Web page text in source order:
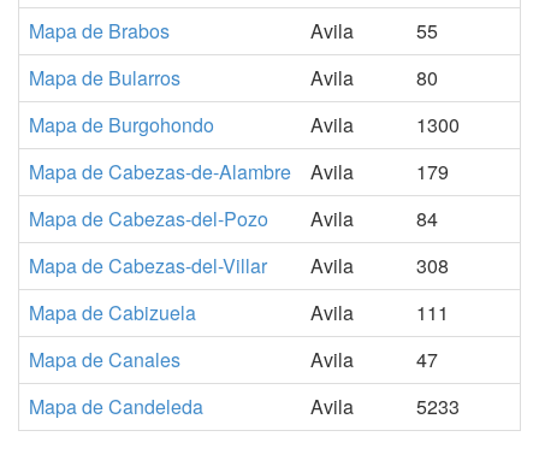
Mapa de Brabos
Avila
55
Mapa de Bularros
Avila
80
Mapa de Burgohondo
Avila
1300
Mapa de Cabezas-de-Alambre
Avila
179
Mapa de Cabezas-del-Pozo
Avila
84
Mapa de Cabezas-del-Villar
Avila
308
Mapa de Cabizuela
Avila
111
Mapa de Canales
Avila
47
Mapa de Candeleda
Avila 5233